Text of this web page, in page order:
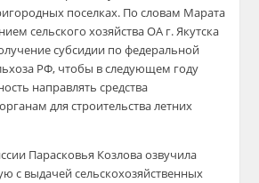
поселках. По словам Марата
сельского хозяйства ОА г. Якутска
субсидии по федеральной
РФ, чтобы в следующем году
направлять средства
для строительства летних
Парасковья Козлова озвучила
с выдачей сельскохозяйственных